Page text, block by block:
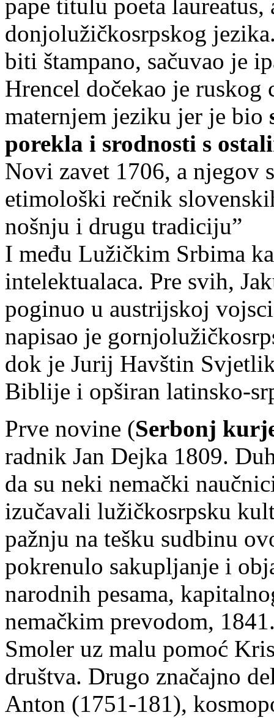
pape titulu poeta
donjolužičkosrpskog
biti štampano, sačuvao je
Hrencel dočekao je ruskog
maternjem jeziku jer je bio
porekla i srodnosti s
Novi zavet 1706, a njegov
etimološki rečnik
nošnju i drugu tradiciju”
I među Lužičkim Srbima
intelektualaca. Pre svih,
poginuo u austrijskoj
napisao je
dok je Jurij Havštin
Biblije i opširan latinsko-
Prve novine (Serbonj
radnik Jan Dejka 1809.
da su neki nemački
izučavali lužičkosrpsku
pažnju na tešku sudbinu
pokrenulo sakupljanje i
narodnih pesama,
nemačkim prevodom,
Smoler uz malu pomoć
društva. Drugo značajno
Anton (1751-181),